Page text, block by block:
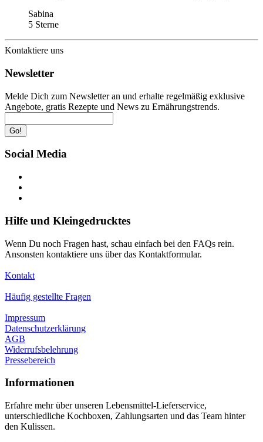
Sabina
5 Sterne
Kontaktiere uns
Newsletter
Melde Dich zum Newsletter an und erhalte regelmäßig exklusive
Angebote, gratis Rezepte und News zu Ernährungstrends.
Go!
Social Media
Hilfe und Kleingedrucktes
Wenn Du noch Fragen hast, schau einfach bei den FAQs rein.
Ansonsten kontaktiere uns über das Kontaktformular.
Kontakt
Häufig gestellte Fragen
Impressum
Datenschutzerklärung
AGB
Widerrufsbelehrung
Pressebereich
Informationen
Erfahre mehr über unseren Lebensmittel-Lieferservice,
unterschiedliche Kochboxen, Zahlungsarten und das Team hinter
den Kulissen.